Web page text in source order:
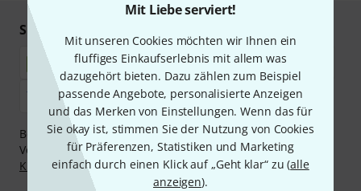
Mit Liebe serviert!
Mit unseren Cookies möchten wir Ihnen ein
fluffiges Einkaufserlebnis mit allem was
dazugehört bieten. Dazu zählen zum Beispiel
passende Angebote, personalisierte Anzeigen
und das Merken von Einstellungen. Wenn das für
Sie okay ist, stimmen Sie der Nutzung von Cookies
für Präferenzen, Statistiken und Marketing
einfach durch einen Klick auf „Geht klar“ zu (alle
anzeigen).
Sicher einkaufen & bezahlen
Bezahlen Sie vertraulich und sicher per Nachnahme,
Vorkasse, PayPal, Amazon Pay,Klarna Sofort bezahlen
Klarna Ratenzahlungoder Kreditkarte.